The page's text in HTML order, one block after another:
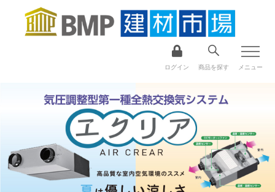
ログイン 商品を探す メニュー